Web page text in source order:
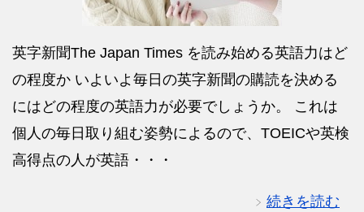
英字新聞The Japan Times を読み始める英語力はど
の程度か いよいよ毎日の英字新聞の購読を決める
にはどの程度の英語力が必要でしょうか。 これは
個人の毎日取り組む姿勢によるので、TOEICや英検
高得点の人が英語・・・
続きを読む